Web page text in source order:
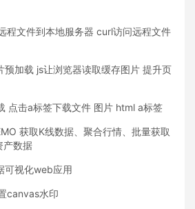
程文件到本地服务器 curl访问远程文件
预加载 js让浏览器读取缓存图片 提升页
点击a标签下载文件 图片 html a标签
获取K线数据、聚合行情、批量获取
产数据
可视化web应用
canvas水印